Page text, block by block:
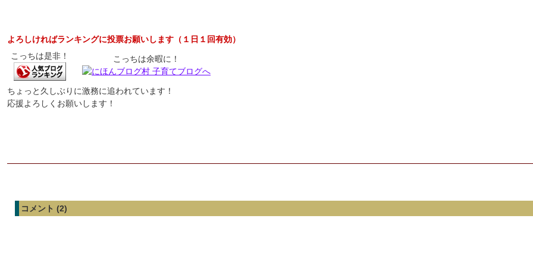
よろしければランキングに投票お願いします（１日１回有効）
こっちは是非！
こっちは余暇に！
ちょっと久しぶりに激務に追われています！
応援よろしくお願いします！
コメント (2)